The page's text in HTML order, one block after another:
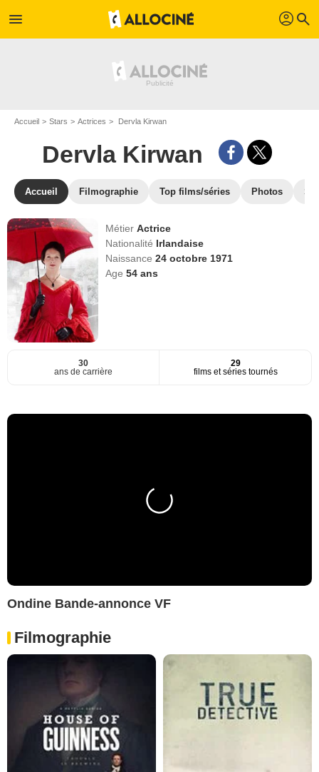
menu profil search
Accueil Stars Actrices Dervla Kirwan
Dervla Kirwan
Accueil Filmographie Top films/séries Photos
MétierActrice
Nationalité Irlandaise
Naissance24 octobre 1971
Age54 ans
30
ans de carrière
29
films et séries tournés
Ondine Bande-annonce VF
Filmographie